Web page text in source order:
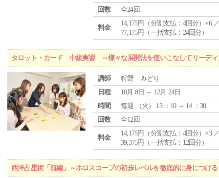
回数
全24回
料金
14,175円（分割支払：4回分）×6
77,175円（一括支払：24回分）
タロット・カード 中級実習 ～様々な展開法を使いこなしてリーディ
講師
狩野 みどり
日程
10月 8日 ～ 12月 24日
時間
毎週 （火 ） 13 ：10 ～ 14 ：30
回数
全12回
料金
14,175円（分割支払：4回分）×3
39,375円（一括支払：12回分）
西洋占星術「前編」～ホロスコープの初歩レベルを徹底的に身につける